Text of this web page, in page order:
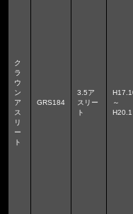
ク
ラ
ウ
ン
ア
ス
リ
ー
ト
GRS184
3.5ア
スリー
ト
～
H20.1